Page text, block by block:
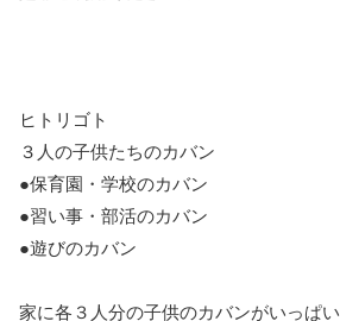
ヒトリゴト
３人の子供たちのカバン
●保育園・学校のカバン
●習い事・部活のカバン
●遊びのカバン
家に各３人分の子供のカバンがいっぱ